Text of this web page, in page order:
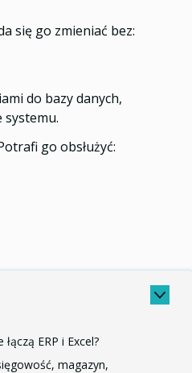
się go zmieniać bez:
do bazy danych,
go obsłużyć:
drugi elastyczność.
pośrednie –
ERP i Excel?
magazyn,